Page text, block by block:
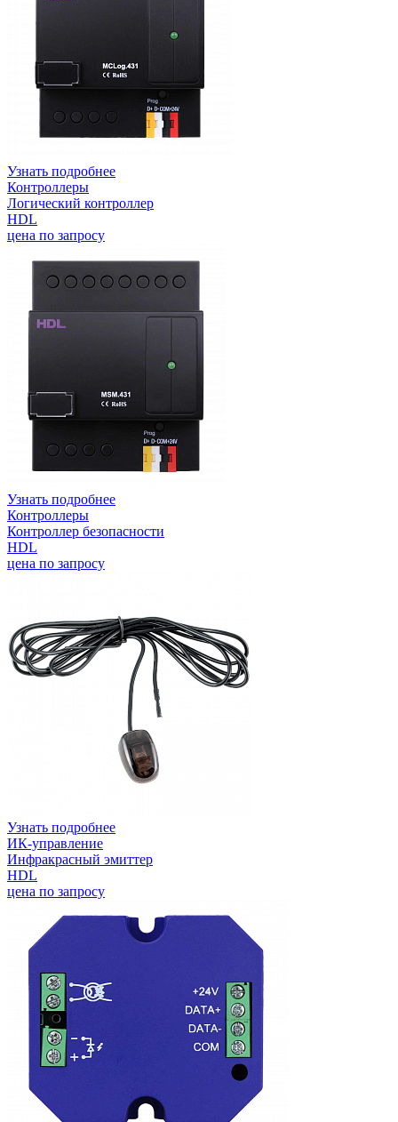
Узнать подробнее
Контроллеры
Логический контроллер
HDL
цена по запросу
Узнать подробнее
Контроллеры
Контроллер безопасности
HDL
цена по запросу
Узнать подробнее
ИК-управление
Инфракрасный эмиттер
HDL
цена по запросу